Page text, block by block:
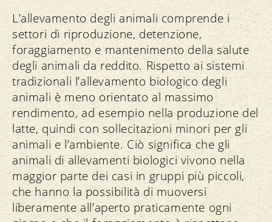
L’allevamento degli animali comprende i
settori di riproduzione, detenzione,
foraggiamento e mantenimento della salute
degli animali da reddito. Rispetto ai sistemi
tradizionali l’allevamento biologico degli
animali è meno orientato al massimo
rendimento, ad esempio nella produzione del
latte, quindi con sollecitazioni minori per gli
animali e l’ambiente. Ciò significa che gli
animali di allevamenti biologici vivono nella
maggior parte dei casi in gruppi più piccoli,
che hanno la possibilità di muoversi
liberamente all’aperto praticamente ogni